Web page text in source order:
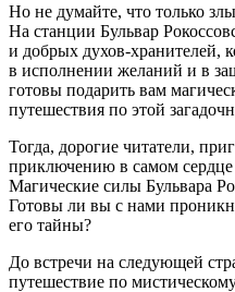
Но не думайте, что только
На станции Бульвар
и добрых духов-хранителей,
в исполнении желаний и в
готовы подарить вам
путешествия по этой
Тогда, дорогие читатели,
приключению в самом
Магические силы Бульвара
Готовы ли вы с нами
его тайны?
До встречи на следующей
путешествие по